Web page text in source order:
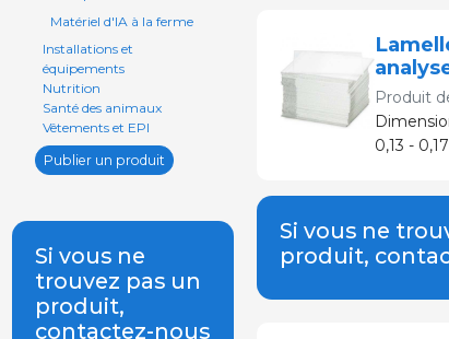
Matériel d'IA à la ferme
Installations et
équipements
Nutrition
Santé des animaux
Vêtements et EPI
Publier un produit
Si vous ne
trouvez pas un
produit,
contactez-nous
Produit
0,13 -
Si vous ne
produit,